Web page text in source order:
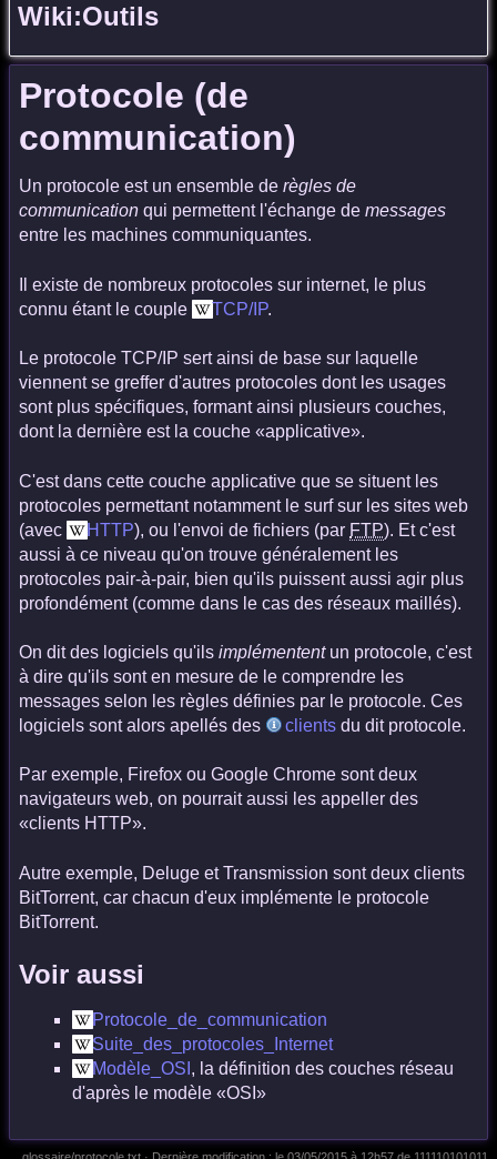
Wiki:Outils
Protocole (de
communication)
Un protocole est un ensemble de règles de
communication qui permettent l'échange de messages
entre les machines communiquantes.
Il existe de nombreux protocoles sur internet, le plus
connu étant le couple
TCP/IP.
Le protocole TCP/IP sert ainsi de base sur laquelle
viennent se greffer d'autres protocoles dont les usages
sont plus spécifiques, formant ainsi plusieurs couches,
dont la dernière est la couche «applicative».
C'est dans cette couche applicative que se situent les
protocoles permettant notamment le surf sur les sites web
(avec
HTTP), ou l'envoi de fichiers (par FTP). Et c'est
aussi à ce niveau qu'on trouve généralement les
protocoles pair-à-pair, bien qu'ils puissent aussi agir plus
profondément (comme dans le cas des réseaux maillés).
On dit des logiciels qu'ils implémententun protocole, c'est
à dire qu'ils sont en mesure de le comprendre les
messages selon les règles définies par le protocole. Ces
logiciels sont alors apellés des
clients du dit protocole.
Par exemple, Firefox ou Google Chrome sont deux
navigateurs web, on pourrait aussi les appeller des
«clients HTTP».
Autre exemple, Deluge et Transmission sont deux clients
BitTorrent, car chacun d'eux implémente le protocole
BitTorrent.
Voir aussi
Protocole_de_communication
Suite_des_protocoles_Internet
Modèle_OSI , la définition des couches réseau
d'après le modèle «OSI»